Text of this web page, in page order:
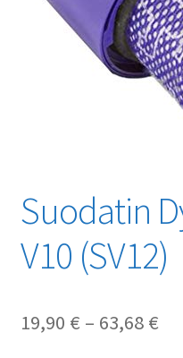
Suodatin
V10 (SV12)
19,90 € – 63,68 €